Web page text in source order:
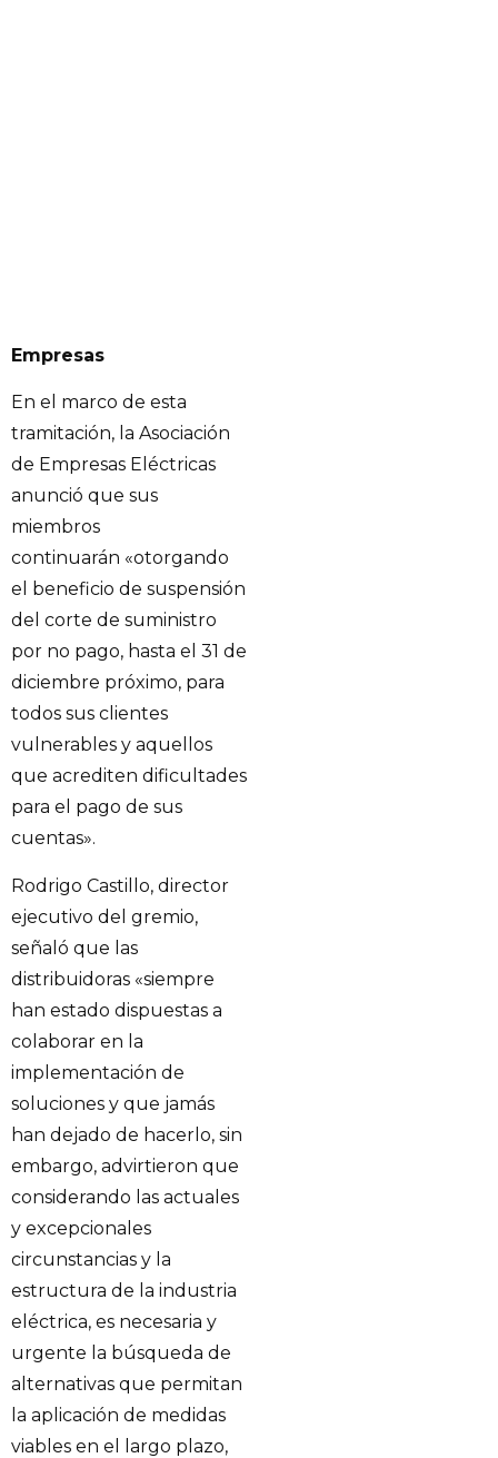
Empresas
En el marco de esta
tramitación, la Asociación
de Empresas Eléctricas
anunció que sus
miembros
continuarán «otorgando
el beneficio de suspensión
del corte de suministro
por no pago, hasta el 31 de
diciembre próximo, para
todos sus clientes
vulnerables y aquellos
que acrediten dificultades
para el pago de sus
cuentas».
Rodrigo Castillo, director
ejecutivo del gremio,
señaló que las
distribuidoras «siempre
han estado dispuestas a
colaborar en la
implementación de
soluciones y que jamás
han dejado de hacerlo, sin
embargo, advirtieron que
considerando las actuales
y excepcionales
circunstancias y la
estructura de la industria
eléctrica, es necesaria y
urgente la búsqueda de
alternativas que permitan
la aplicación de medidas
viables en el largo plazo,